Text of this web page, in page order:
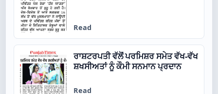
Read
ਰਾਸ਼ਟਰਪਤੀ ਵੱਲੋਂ ਪਰਮਿਸ਼ਰ ਸਮੇਤ ਵੱਖ-ਵੱਖ
ਸ਼ਖਸੀਅਤਾਂ ਨੂੰ ਕੌਮੀ ਸਨਮਾਨ ਪ੍ਰਦਾਨ
Read